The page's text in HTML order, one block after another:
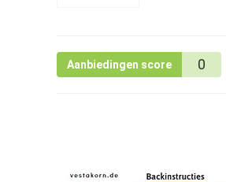
Aanbiedingen score 0